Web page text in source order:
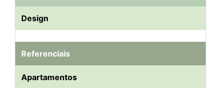
Design
Referenciais
Apartamentos